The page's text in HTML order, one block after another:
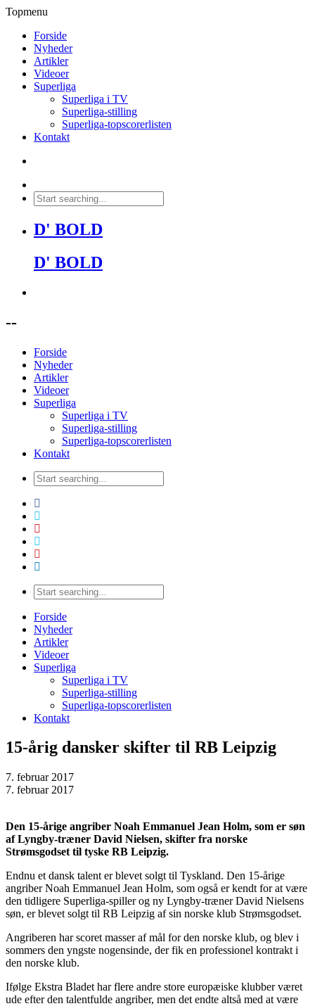
Topmenu
Forside
Nyheder
Artikler
Videoer
Superliga
Superliga i TV
Superliga-stilling
Superliga-topscorerlisten
Kontakt
D' BOLD
D' BOLD
--
Forside
Nyheder
Artikler
Videoer
Superliga
Superliga i TV
Superliga-stilling
Superliga-topscorerlisten
Kontakt
Forside
Nyheder
Artikler
Videoer
Superliga
Superliga i TV
Superliga-stilling
Superliga-topscorerlisten
Kontakt
15-årig dansker skifter til RB Leipzig
7. februar 2017
7. februar 2017
Den 15-årige angriber Noah Emmanuel Jean Holm, som er søn
af Lyngby-træner David Nielsen, skifter fra norske
Strømsgodset til tyske RB Leipzig.
Endnu et dansk talent er blevet solgt til Tyskland. Den 15-årige
angriber Noah Emmanuel Jean Holm, som også er kendt for at være
den tidligere Superliga-spiller og ny Lyngby-træner David Nielsens
søn, er blevet solgt til RB Leipzig af sin norske klub Strømsgodset.
Angriberen har scoret masser af mål for den norske klub, og blev i
sommers den yngste nogensinde, der fik en professionel kontrakt i
den norske klub.
Ifølge Ekstra Bladet har flere andre store europæiske klubber været
ude efter den talentfulde angriber, men det endte altså med at være